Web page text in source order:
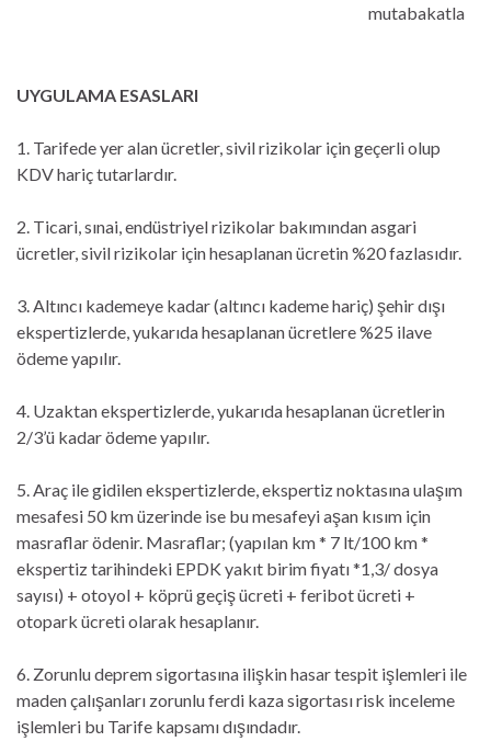
mutabakatla
UYGULAMA ESASLARI
1. Tarifede yer alan ücretler, sivil rizikolar için geçerli olup
KDV hariç tutarlardır.
2. Ticari, sınai, endüstriyel rizikolar bakımından asgari
ücretler, sivil rizikolar için hesaplanan ücretin %20 fazlasıdır.
3. Altıncı kademeye kadar (altıncı kademe hariç) şehir dışı
ekspertizlerde, yukarıda hesaplanan ücretlere %25 ilave
ödeme yapılır.
4. Uzaktan ekspertizlerde, yukarıda hesaplanan ücretlerin
2/3’ü kadar ödeme yapılır.
5. Araç ile gidilen ekspertizlerde, ekspertiz noktasına ulaşım
mesafesi 50 km üzerinde ise bu mesafeyi aşan kısım için
masraflar ödenir. Masraflar; (yapılan km * 7 lt/100 km *
ekspertiz tarihindeki EPDK yakıt birim fiyatı *1,3/ dosya
sayısı) + otoyol + köprü geçiş ücreti + feribot ücreti +
otopark ücreti olarak hesaplanır.
6. Zorunlu deprem sigortasına ilişkin hasar tespit işlemleri ile
maden çalışanları zorunlu ferdi kaza sigortası risk inceleme
işlemleri bu Tarife kapsamı dışındadır.